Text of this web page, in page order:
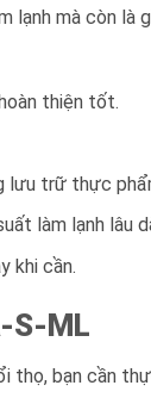
lạnh mà còn là
thiện tốt.
lưu trữ thực
làm lạnh lâu
khi cần.
S-ML
thọ, bạn cần